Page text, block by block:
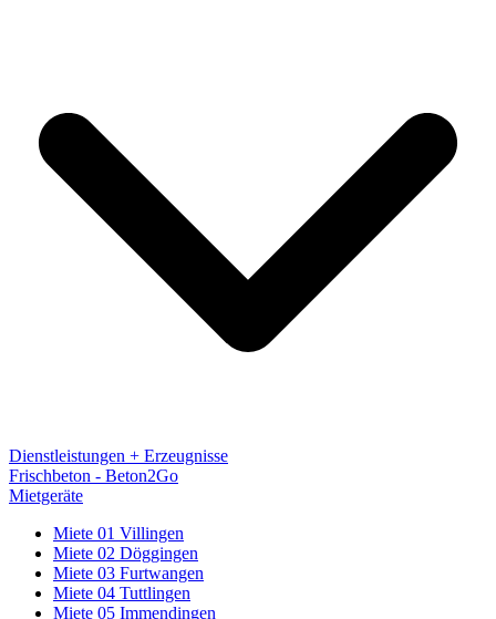
Dienstleistungen + Erzeugnisse
Frischbeton - Beton2Go
Mietgeräte
Miete 01 Villingen
Miete 02 Döggingen
Miete 03 Furtwangen
Miete 04 Tuttlingen
Miete 05 Immendingen